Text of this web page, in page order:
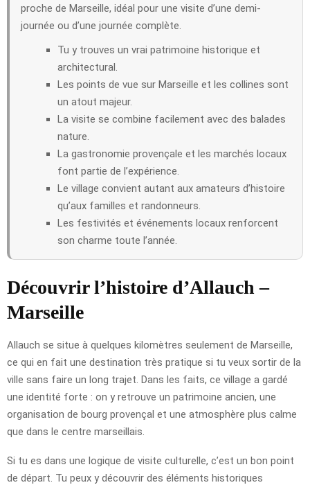
proche de Marseille, idéal pour une visite d’une demi-
journée ou d’une journée complète.
Tu y trouves un vrai patrimoine historique et
architectural.
Les points de vue sur Marseille et les collines sont
un atout majeur.
La visite se combine facilement avec des balades
nature.
La gastronomie provençale et les marchés locaux
font partie de l’expérience.
Le village convient autant aux amateurs d’histoire
qu’aux familles et randonneurs.
Les festivités et événements locaux renforcent
son charme toute l’année.
Découvrir l’histoire d’Allauch –
Marseille
Allauch se situe à quelques kilomètres seulement de Marseille,
ce qui en fait une destination très pratique si tu veux sortir de la
ville sans faire un long trajet. Dans les faits, ce village a gardé
une identité forte : on y retrouve un patrimoine ancien, une
organisation de bourg provençal et une atmosphère plus calme
que dans le centre marseillais.
Si tu es dans une logique de visite culturelle, c’est un bon point
de départ. Tu peux y découvrir des éléments historiques